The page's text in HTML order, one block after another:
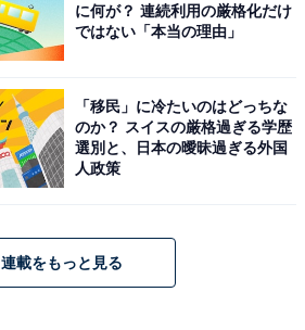
に何が？ 連続利用の厳格化だけ
ではない「本当の理由」
「移民」に冷たいのはどっちな
のか？ スイスの厳格過ぎる学歴
選別と、日本の曖昧過ぎる外国
人政策
連載をもっと見る